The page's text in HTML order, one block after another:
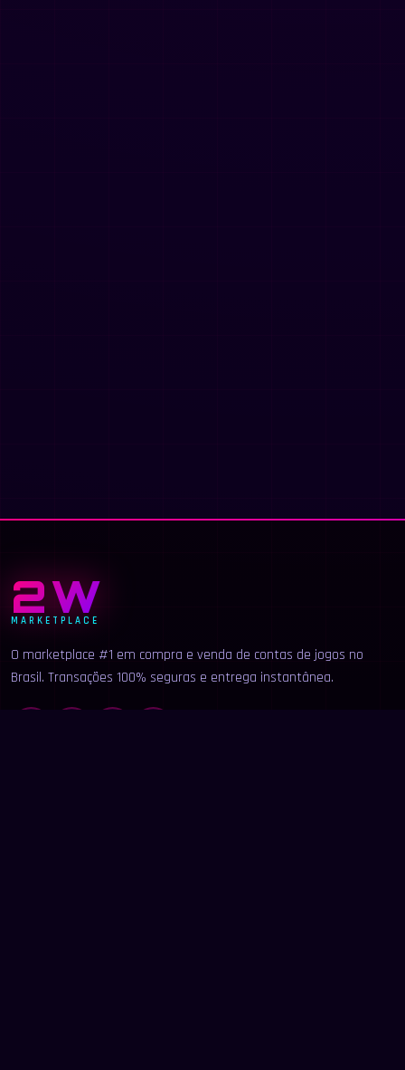
2W
MARKETPLACE
O marketplace #1 em compra e venda de contas de jogos no
Brasil. Transações 100% seguras e entrega instantânea.